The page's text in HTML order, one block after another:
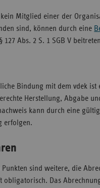
Mitglied einer der
sind, können durch eine
127 Abs. 2 S. 1 SGB V
Bindung mit dem vdek ist
Herstellung, Abgabe
kann durch eine
erfolgen.
sind weitere, die
obligatorisch. Das